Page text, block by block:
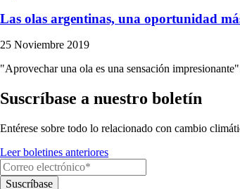
Las olas argentinas, una oportunidad
25 Noviembre 2019
"Aprovechar una ola es una sensación
Suscríbase a nuestro boletín
Entérese sobre todo lo relacionado con cambio
Leer boletines anteriores